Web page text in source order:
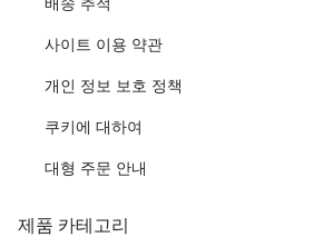
사이트 이용 약관
개인 정보 보호 정책
쿠키에 대하여
대형 주문 안내
제품 카테고리